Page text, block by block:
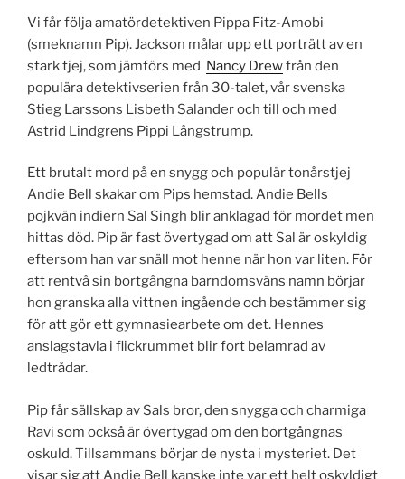
Vi får följa amatördetektiven Pippa Fitz-Amobi
(smeknamn Pip). Jackson målar upp ett porträtt av en
stark tjej, som jämförs med Nancy Drewfrån den
populära detektivserien från 30-talet, vår svenska
Stieg Larssons Lisbeth Salander och till och med
Astrid Lindgrens Pippi Långstrump.
Ett brutalt mord på en snygg och populär tonårstjej
Andie Bell skakar om Pips hemstad. Andie Bells
pojkvän indiern Sal Singh blir anklagad för mordet men
hittas död. Pip är fast övertygad om att Sal är oskyldig
eftersom han var snäll mot henne när hon var liten. För
att rentvå sin bortgångna barndomsväns namn börjar
hon granska alla vittnen ingående och bestämmer sig
för att gör ett gymnasiearbete om det. Hennes
anslagstavla i flickrummet blir fort belamrad av
ledtrådar.
Pip får sällskap av Sals bror, den snygga och charmiga
Ravi som också är övertygad om den bortgångnas
oskuld. Tillsammans börjar de nysta i mysteriet. Det
visar sig att Andie Bell kanske inte var ett helt oskyldigt